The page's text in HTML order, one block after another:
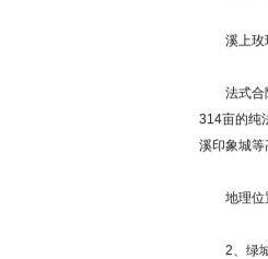
溪上玫
法式合院
314亩的纯
溪印象城等
地理位置
2、绿城